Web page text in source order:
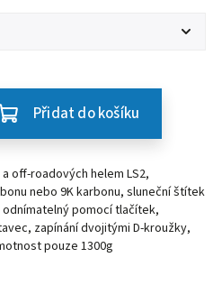
Přidat do košíku
off-roadových helem LS2,
nebo 9K karbonu, sluneční štítek
pomocí tlačítek,
zapínání dvojitými D-kroužky,
pouze 1300g